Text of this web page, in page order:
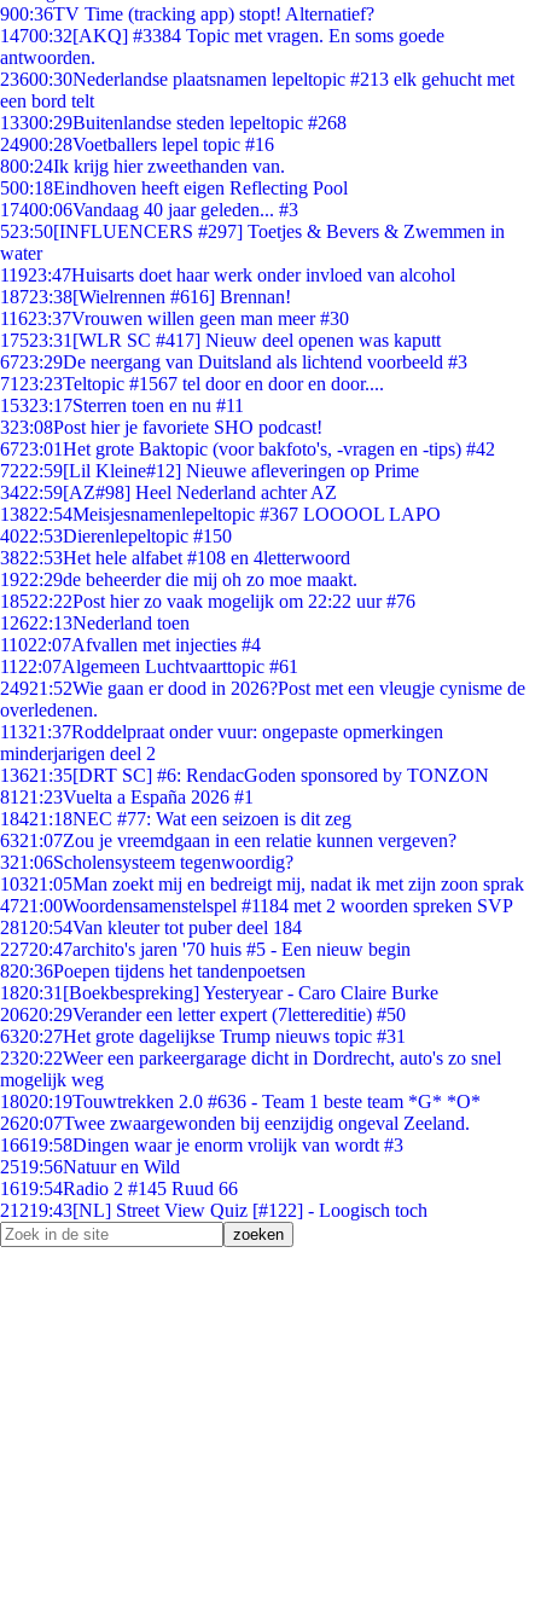
900:36TV Time (tracking app) stopt! Alternatief?
14700:32[AKQ] #3384 Topic met vragen. En soms goede
antwoorden.
23600:30Nederlandse plaatsnamen lepeltopic #213 elk gehucht met
een bord telt
13300:29Buitenlandse steden lepeltopic #268
24900:28Voetballers lepel topic #16
800:24Ik krijg hier zweethanden van.
500:18Eindhoven heeft eigen Reflecting Pool
17400:06Vandaag 40 jaar geleden... #3
523:50[INFLUENCERS #297] Toetjes & Bevers & Zwemmen in
water
11923:47Huisarts doet haar werk onder invloed van alcohol
18723:38[Wielrennen #616] Brennan!
11623:37Vrouwen willen geen man meer #30
17523:31 [WLR SC #417] Nieuw deel openen was kaputt
6723:29De neergang van Duitsland als lichtend voorbeeld #3
71 23:23Teltopic #1567 tel door en door en door....
15323:17Sterren toen en nu #11
323:08Post hier je favoriete SHO podcast!
6723:01Het grote Baktopic (voor bakfoto's, -vragen en -tips) #42
7222:59[Lil Kleine#12] Nieuwe afleveringen op Prime
3422:59[AZ#98] Heel Nederland achter AZ
13822:54Meisjesnamenlepeltopic #367 LOOOOL LAPO
4022:53Dierenlepeltopic #150
3822:53Het hele alfabet #108 en 4letterwoord
1922:29de beheerder die mij oh zo moe maakt.
18522:22Post hier zo vaak mogelijk om 22:22 uur #76
12622:13Nederland toen
11022:07Afvallen met injecties #4
11 22:07Algemeen Luchtvaarttopic #61
24921:52Wie gaan er dood in 2026?Post met een vleugje cynisme de
overledenen.
11321:37Roddelpraat onder vuur: ongepaste opmerkingen
minderjarigen deel 2
13621:35[DRT SC] #6: RendacGoden sponsored by TONZON
81 21:23Vuelta a España 2026 #1
18421:18NEC #77: Wat een seizoen is dit zeg
6321:07Zou je vreemdgaan in een relatie kunnen vergeven?
321:06Scholensysteem tegenwoordig?
10321:05Man zoekt mij en bedreigt mij, nadat ik met zijn zoon sprak
4721:00Woordensamenstelspel #1184 met 2 woorden spreken SVP
281 20:54Van kleuter tot puber deel 184
22720:47archito's jaren '70 huis #5 - Een nieuw begin
820:36Poepen tijdens het tandenpoetsen
1820:31 [Boekbespreking] Yesteryear - Caro Claire Burke
20620:29Verander een letter expert (7lettereditie) #50
6320:27Het grote dagelijkse Trump nieuws topic #31
2320:22Weer een parkeergarage dicht in Dordrecht, auto's zo snel
mogelijk weg
18020:19Touwtrekken 2.0 #636 - Team 1 beste team *G* *O*
2620:07Twee zwaargewonden bij eenzijdig ongeval Zeeland.
16619:58Dingen waar je enorm vrolijk van wordt #3
2519:56Natuur en Wild
1619:54Radio 2 #145 Ruud 66
21219:43[NL] Street View Quiz [#122] - Loogisch toch